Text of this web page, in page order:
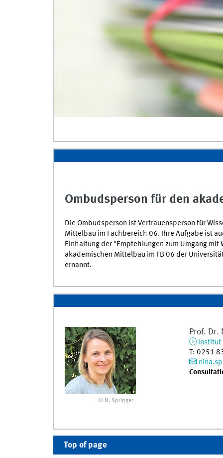
Ombudsperson für den
Die Ombudsperson ist Vertrauensperson für
Mittelbau im Fachbereich 06. Ihre Aufgabe ist
Einhaltung der "Empfehlungen zum Umgang
akademischen Mittelbau im FB 06 der
ernannt.
© N. Springer
Prof. Dr.
Institut
T: 0251
Top of page